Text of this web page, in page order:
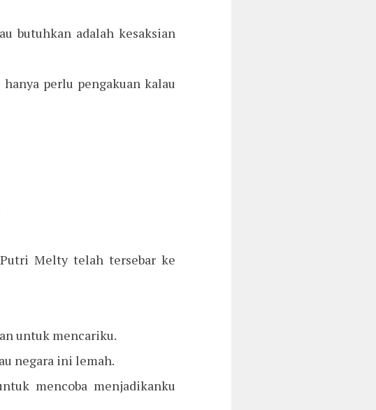
butuhkan adalah kesaksian
perlu pengakuan kalau
Melty telah tersebar ke
untuk mencariku.
negara ini lemah.
mencoba menjadikanku